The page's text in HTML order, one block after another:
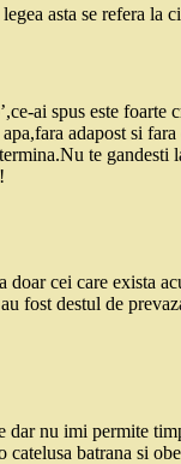
asta se refera la
ai spus este foarte
adapost si
te gandesti
doar cei care exista
fost destul de
dar nu imi permite
catelusa batrana si